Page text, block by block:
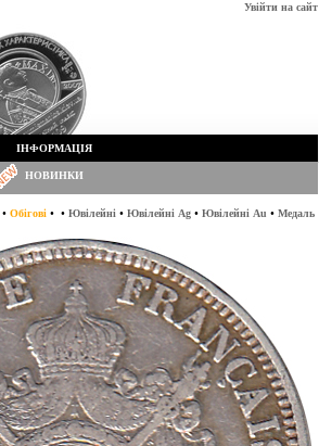
Увійти на сайт
ІНФОРМАЦІЯ
НОВИНКИ
• Обігові • • Ювілейні • Ювілейні Ag • Ювілейні Au • Медаль